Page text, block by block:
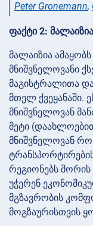
Peter Gronemann,
ფაქტი 2:
მალაიზია
მნიშვნელოვანი
მაგისტრალითა
მთელ ქვეყანაში.
მნიშვნელოვან
მეტი
მნიშვნელოვან
რეგიონებს შორის
უჭერენ
მგზავრობის
მოგზაურისთვის